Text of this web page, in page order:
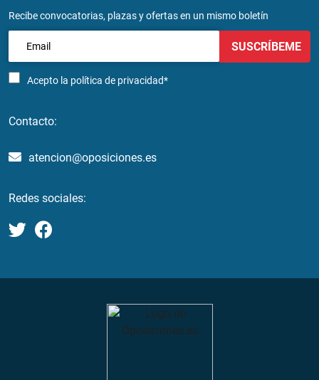
Recibe convocatorias, plazas y ofertas en un mismo boletín
Acepto la política de privacidad*
SUSCRÍBEME
Contacto:
atencion@oposiciones.es
Redes sociales: